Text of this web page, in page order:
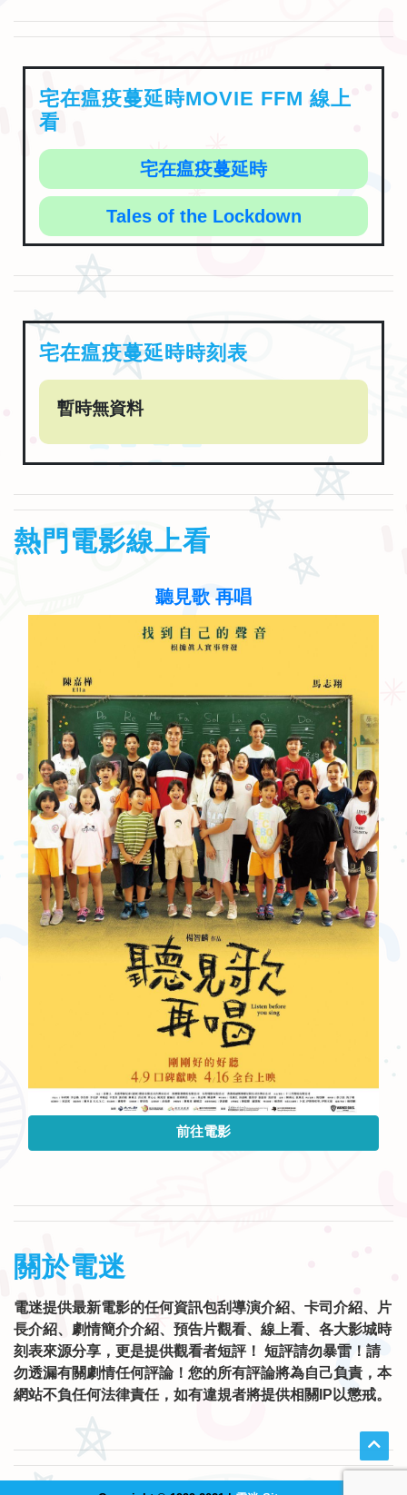
宅在瘟疫蔓延時MOVIE FFM 線上
看
宅在瘟疫蔓延時
Tales of the Lockdown
宅在瘟疫蔓延時時刻表
暫時無資料
熱門電影線上看
聽見歌 再唱
前往電影
關於電迷
電迷提供最新電影的任何資訊包刮導演介紹、卡司介紹、片
長介紹、劇情簡介介紹、預告片觀看、線上看、各大影城時
刻表來源分享，更是提供觀看者短評！ 短評請勿暴雷！請
勿透漏有關劇情任何評論！您的所有評論將為自己負責，本
網站不負任何法律責任，如有違規者將提供相關IP以懲戒。